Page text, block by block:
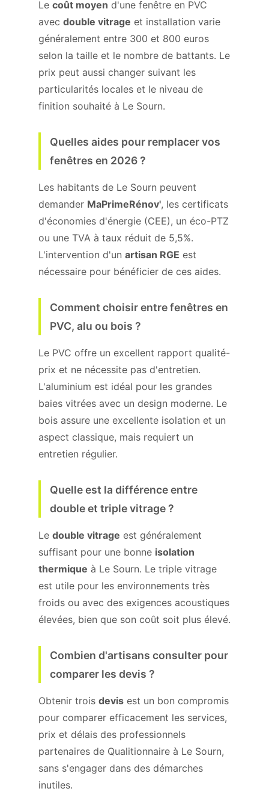
Le coût moyen d'une fenêtre en PVC
avec double vitrage et installation varie
généralement entre 300 et 800 euros
selon la taille et le nombre de battants. Le
prix peut aussi changer suivant les
particularités locales et le niveau de
finition souhaité à Le Sourn.
Quelles aides pour remplacer vos
fenêtres en 2026 ?
Les habitants de Le Sourn peuvent
demander MaPrimeRénov', les certificats
d'économies d'énergie (CEE), un éco-PTZ
ou une TVA à taux réduit de 5,5%.
L'intervention d'un artisan RGE est
nécessaire pour bénéficier de ces aides.
Comment choisir entre fenêtres en
PVC, alu ou bois ?
Le PVC offre un excellent rapport qualité-
prix et ne nécessite pas d'entretien.
L'aluminium est idéal pour les grandes
baies vitrées avec un design moderne. Le
bois assure une excellente isolation et un
aspect classique, mais requiert un
entretien régulier.
Quelle est la différence entre
double et triple vitrage ?
Le double vitrage est généralement
suffisant pour une bonne isolation
thermique à Le Sourn. Le triple vitrage
est utile pour les environnements très
froids ou avec des exigences acoustiques
élevées, bien que son coût soit plus élevé.
Combien d'artisans consulter pour
comparer les devis ?
Obtenir trois devis est un bon compromis
pour comparer efficacement les services,
prix et délais des professionnels
partenaires de Qualitionnaire à Le Sourn,
sans s'engager dans des démarches
inutiles.